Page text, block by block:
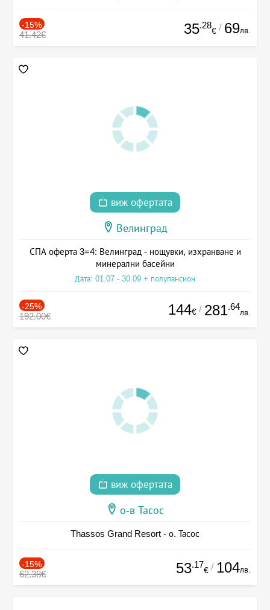
-15%
41.42€ 35.28
€ / 69лв.
виж офертата
Велинград
СПА оферта 3=4: Велинград - нощувки, изхранване и
минерални басейни
Дата: 01.07 - 30.09 + полупансион
-25%
192.00€ 144€ / 281.64
лв.
виж офертата
о-в Тасос
Thassos Grand Resort - о. Тасос
-15%
62.38€ 53.17
€ / 104лв.